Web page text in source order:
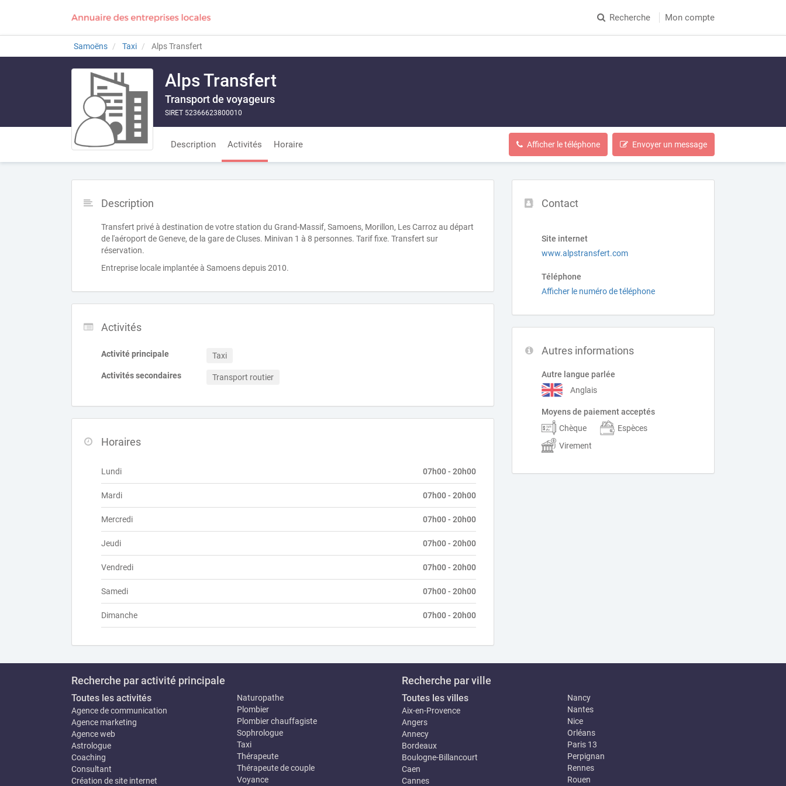
Recherche Mon compte
Samoëns Taxi Alps Transfert
Alps Transfert
Transport de voyageurs
SIRET 52366623800010
Description Activités Horaire Afficher le téléphone Envoyer un message
Contact
Site internet
www.alpstransfert.com
Téléphone
Afficher le numéro de téléphone
Autres informations
Autre langue parlée
Anglais
Moyens de paiement acceptés
Chèque
Espèces
Virement
Description
Transfert privé à destination de votre station du Grand-Massif, Samoens, Morillon, Les Carroz au départ
de l'aéroport de Geneve, de la gare de Cluses. Minivan 1 à 8 personnes. Tarif fixe. Transfert sur
réservation.
Entreprise locale implantée à Samoens depuis 2010.
Activités
Activité principale Taxi
Activités secondaires Transport routier
Horaires
Lundi 07h00 - 20h00
Mardi 07h00 - 20h00
Mercredi 07h00 - 20h00
Jeudi 07h00 - 20h00
Vendredi 07h00 - 20h00
Samedi 07h00 - 20h00
Dimanche 07h00 - 20h00
Recherche par activité principale
Toutes les activités
Agence de communication
Agence marketing
Agence web
Astrologue
Coaching
Consultant
Création de site internet
Naturopathe
Plombier
Plombier chauffagiste
Sophrologue
Taxi
Thérapeute
Thérapeute de couple
Voyance
Recherche par ville
Toutes les villes
Aix-en-Provence
Angers
Annecy
Bordeaux
Boulogne-Billancourt
Caen
Cannes
Nancy
Nantes
Nice
Orléans
Paris 13
Perpignan
Rennes
Rouen